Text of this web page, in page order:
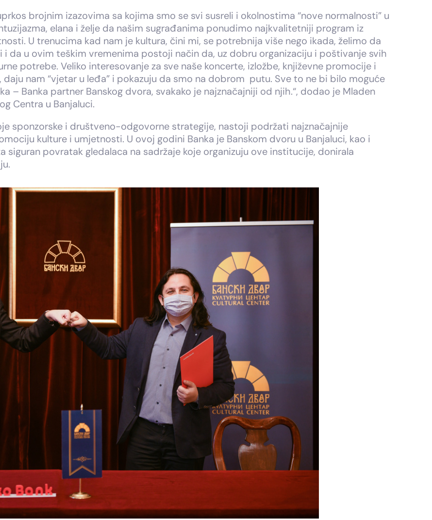
brojnim izazovima sa kojima smo se svi susreli i okolnostima “nove normalnosti” u
elana i želje da našim sugrađanima ponudimo najkvalitetniji program iz
U trenucima kad nam je kultura, čini mi, se potrebnija više nego ikada, želimo da
da u ovim teškim vremenima postoji način da, uz dobru organizaciju i poštivanje svih
potrebe. Veliko interesovanje za sve naše koncerte, izložbe, književne promocije i
nam “vjetar u leđa” i pokazuju da smo na dobrom putu. Sve to ne bi bilo moguće
– Banka partner Banskog dvora, svakako je najznačajniji od njih.“, dodao je Mladen
Centra u Banjaluci.
sponzorske i društveno-odgovorne strategije, nastoji podržati najznačajnije
kulture i umjetnosti. U ovoj godini Banka je Banskom dvoru u Banjaluci, kao i
siguran povratak gledalaca na sadržaje koje organizuju ove institucije, donirala